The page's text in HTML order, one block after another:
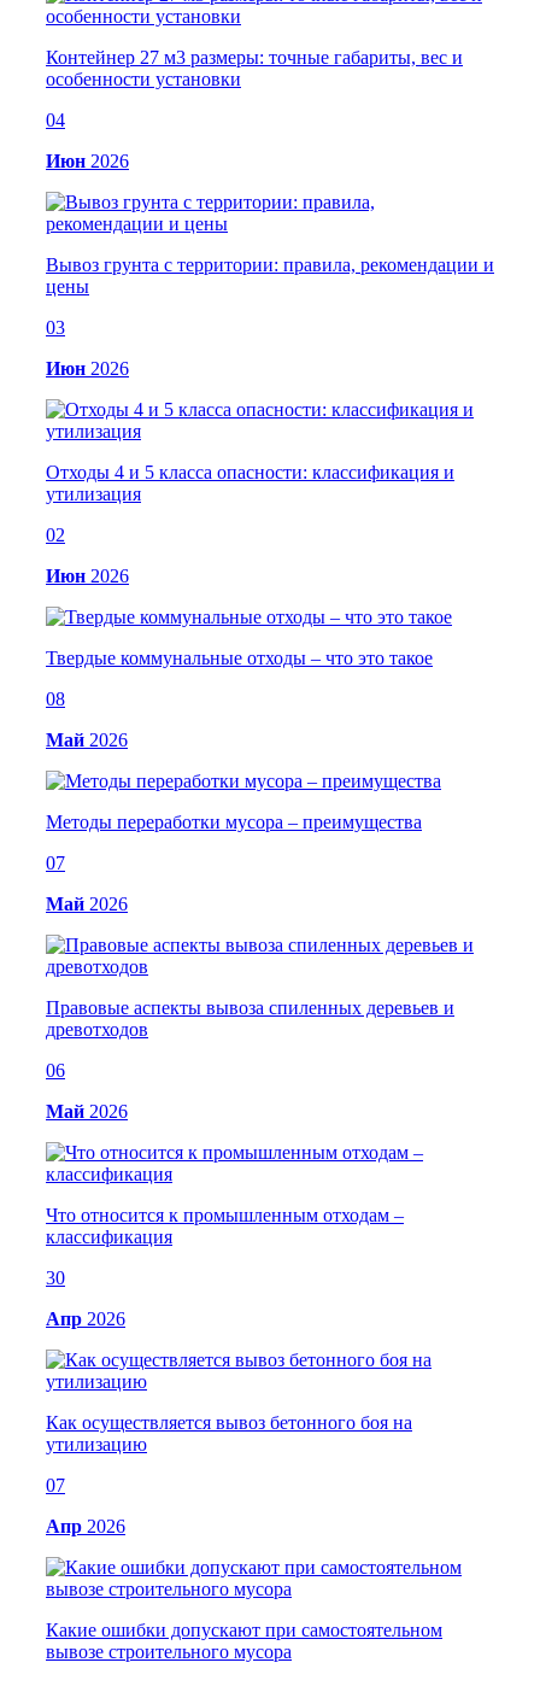
Контейнер 27 м3 размеры: точные габариты, вес и
особенности установки
04
Июн 2026
Вывоз грунта с территории: правила, рекомендации и
цены
03
Июн 2026
Отходы 4 и 5 класса опасности: классификация и
утилизация
02
Июн 2026
Твердые коммунальные отходы – что это такое
08
Май 2026
Методы переработки мусора – преимущества
07
Май 2026
Правовые аспекты вывоза спиленных деревьев и
древотходов
06
Май 2026
Что относится к промышленным отходам –
классификация
30
Апр 2026
Как осуществляется вывоз бетонного боя на
утилизацию
07
Апр 2026
Какие ошибки допускают при самостоятельном
вывозе строительного мусора